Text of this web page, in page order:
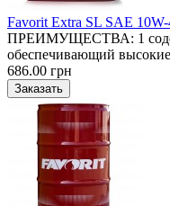
Favorit Extra SL SAE
ПРЕИМУЩЕСТВА: 1
обеспечивающий
686.00 грн